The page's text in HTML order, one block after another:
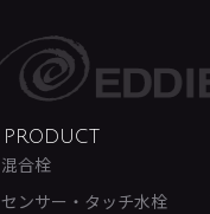
PRODUCT
混合栓
センサー・タッチ水栓